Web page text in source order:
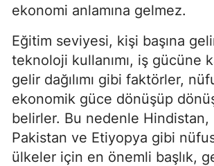
ekonomi anlamına gelmez.
Eğitim seviyesi, kişi başına
teknoloji kullanımı, iş gücüne
gelir dağılımı gibi faktörler,
ekonomik güce dönüşüp
belirler. Bu nedenle Hindistan,
Pakistan ve Etiyopya gibi
ülkeler için en önemli başlık,